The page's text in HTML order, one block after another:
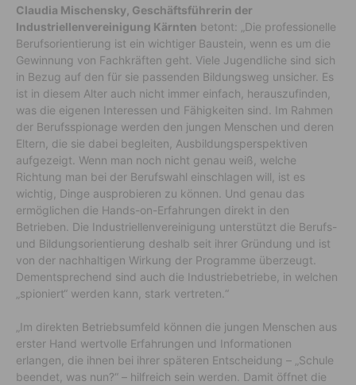
Claudia Mischensky, Geschäftsführerin der
Industriellenvereinigung Kärnten betont: „Die professionelle
Berufsorientierung ist ein wichtiger Baustein, wenn es um die
Gewinnung von Fachkräften geht. Viele Jugendliche sind sich
in Bezug auf den für sie passenden Bildungsweg unsicher. Es
ist in diesem Alter auch nicht immer einfach, herauszufinden,
was die eigenen Interessen und Fähigkeiten sind. Im Rahmen
der Berufsspionage werden den jungen Menschen und deren
Eltern, die sie dabei begleiten, Ausbildungsperspektiven
aufgezeigt. Wenn man noch nicht genau weiß, welche
Richtung man bei der Berufswahl einschlagen will, ist es
wichtig, Dinge ausprobieren zu können. Und genau das
ermöglichen die Hands-on-Erfahrungen direkt in den
Betrieben. Die Industriellenvereinigung unterstützt die Berufs-
und Bildungsorientierung deshalb seit ihrer Gründung und ist
von der nachhaltigen Wirkung der Programme überzeugt.
Dementsprechend sind auch die Industriebetriebe, in welchen
„spioniert“ werden kann, stark vertreten.“
„Im direkten Betriebsumfeld können die jungen Menschen aus
erster Hand wertvolle Erfahrungen und Informationen
erlangen, die ihnen bei ihrer späteren Entscheidung – „Schule
beendet, was nun?“ – hilfreich sein werden. Damit öffnet die